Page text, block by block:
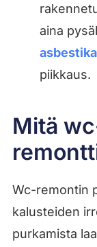
aina
piikkaus.
Mitä
Wc-remontin
kalusteiden
purkamista